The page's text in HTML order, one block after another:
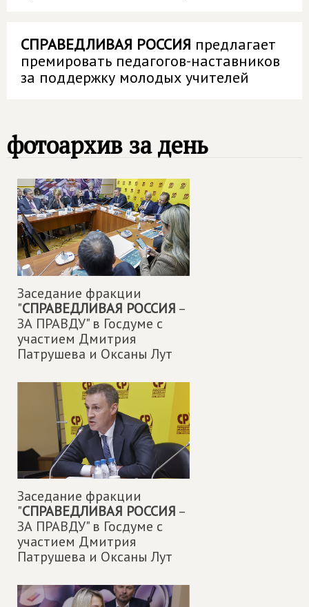
СПРАВЕДЛИВАЯ РОССИЯ предлагает
премировать педагогов-наставников
за поддержку молодых учителей
фотоархив за день
Заседание фракции
"СПРАВЕДЛИВАЯ РОССИЯ –
ЗА ПРАВДУ" в Госдуме с
участием Дмитрия
Патрушева и Оксаны Лут
Заседание фракции
"СПРАВЕДЛИВАЯ РОССИЯ –
ЗА ПРАВДУ" в Госдуме с
участием Дмитрия
Патрушева и Оксаны Лут